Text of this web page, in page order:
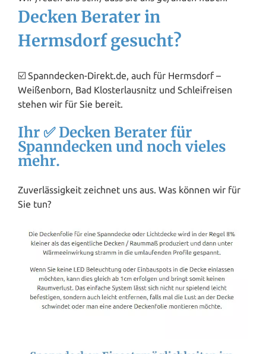
Decken Berater in
Hermsdorf gesucht?
☑️ Spanndecken-Direkt.de, auch für Hermsdorf –
Weißenborn, Bad Klosterlausnitz und Schleifreisen
stehen wir für Sie bereit.
Ihr ✅ Decken Berater für
Spanndecken und noch vieles
mehr.
Zuverlässigkeit zeichnet uns aus. Was können wir für
Sie tun?